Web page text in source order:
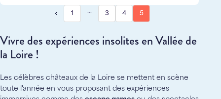
1 … 3 4 5
Vivre des expériences insolites en Vallée de
la Loire !
Les célèbres châteaux de la Loire se mettent en scène
toute l'année en vous proposant des expériences